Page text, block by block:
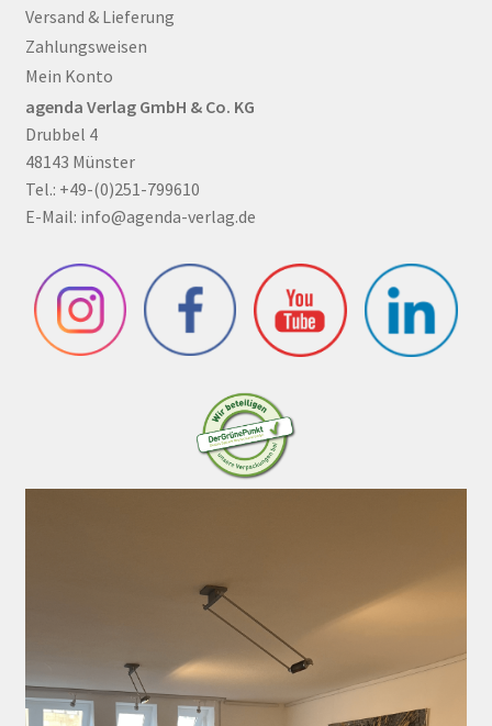
Versand & Lieferung
Zahlungsweisen
Mein Konto
agenda Verlag GmbH & Co. KG
Drubbel 4
48143 Münster
Tel.: +49-(0)251-799610
E-Mail: info@agenda-verlag.de